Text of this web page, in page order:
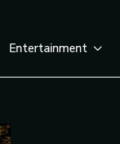
Entertainment